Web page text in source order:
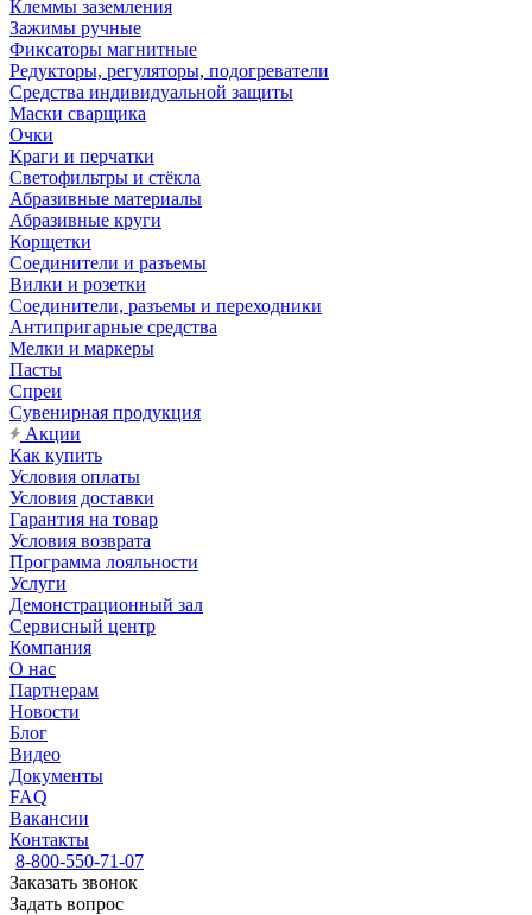
Клеммы заземления
Зажимы ручные
Фиксаторы магнитные
Редукторы, регуляторы, подогреватели
Средства индивидуальной защиты
Маски сварщика
Очки
Краги и перчатки
Светофильтры и стёкла
Абразивные материалы
Абразивные круги
Корщетки
Соединители и разъемы
Вилки и розетки
Соединители, разъемы и переходники
Антипригарные средства
Мелки и маркеры
Пасты
Спреи
Сувенирная продукция
Акции
Как купить
Условия оплаты
Условия доставки
Гарантия на товар
Условия возврата
Программа лояльности
Услуги
Демонстрационный зал
Сервисный центр
Компания
О нас
Партнерам
Новости
Блог
Видео
Документы
FAQ
Вакансии
Контакты
8-800-550-71-07
Заказать звонок
Задать вопрос